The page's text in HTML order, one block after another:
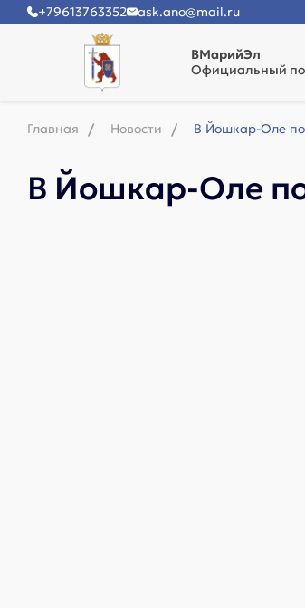
+79613763352 ask.ano@mail.ru
ВМарийЭл
Официальный
Главная Новости В Йошкар-Оле
В Йошкар-Оле